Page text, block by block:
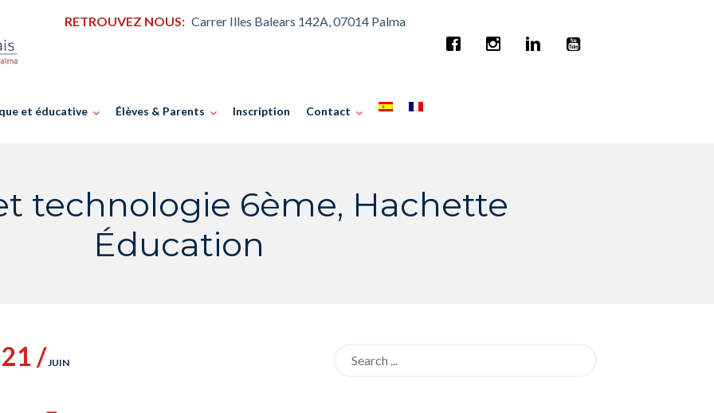
RETROUVEZ NOUS: Carrer Illes Balears 142A, 07014 Palma
et éducative Élèves & Parents Inscription Contact
technologie 6ème, Hachette
Éducation
21 /JUIN